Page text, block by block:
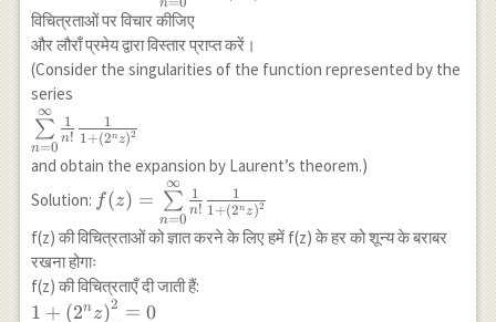
\theta=\frac{\pi}
{4}\right]
{\overset{\infty}
{\sum}} a_n(z-
1)^n
{\sum}} \frac{1}
{n!} \frac{1}
{1+\left(2^n
n
विचित्रताओं पर विचार कीजिए
और लौराँ प्रमेय द्वारा विस्तार प्राप्त करें।
(Consider the singularities of the function represented by the
series
\underset{n=0}
{\overset{\infty}
{\sum}} \frac{1}
{n!} \frac{1}
{1+\left(2^n
z\right)^2}
n=0
∑
∞
n!
1
1+(2nz)2
1
and obtain the expansion by Laurent’s theorem.)
Solution: f(z)=\underset{n=0}
{\overset{\infty}
{\sum}} \frac{1}
{n!} \frac{1}
{1+\left(2^n
z\right)^2}
f(z) =
n=0
∑
∞
n!
1
1+(2nz)2
1
f(z) की विचित्रताओं को ज्ञात करने के लिए हमें f(z) के हर को शून्य के बराबर
रखना होगाः
f(z) की विचित्रताएँ दी जाती हैं:
1+\left(2^n
1 + (2nz)2 = 0